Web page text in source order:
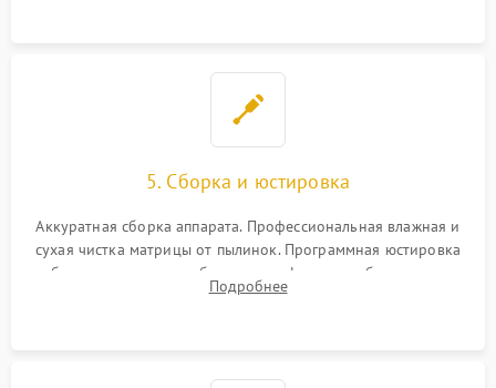
5. Сборка и юстировка
Аккуратная сборка аппарата. Профессиональная влажная и
сухая чистка матрицы от пылинок. Программная юстировка
рабочего отрезка, калибровка автофокуса, стабилизатора и
экспозамера с помощью сервисного ПО.
Подробнее